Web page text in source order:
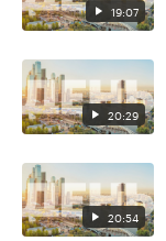
19:07
20:29
20:54